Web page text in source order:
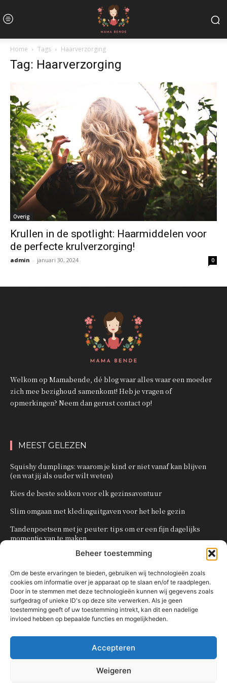
Beheer toestemming
Om de beste ervaringen te bieden, gebruiken wij technologieën zoals
cookies om informatie over je apparaat op te slaan en/of te raadplegen.
Door in te stemmen met deze technologieën kunnen wij gegevens zoals
surfgedrag of unieke ID's op deze site verwerken. Als je geen
toestemming geeft of uw toestemming intrekt, kan dit een nadelige
invloed hebben op bepaalde functies en mogelijkheden.
Accepteren
Weigeren
Home Tags Haarverzorging
Tag: Haarverzorging
Overig
Krullen in de spotlight: Haarmiddelen voor
de perfecte krulverzorging!
admin - januari 30, 2024 0
Welkom op Mamabende, dé blog waar alles waar een moeder
zich mee bezighoud samenkomt! Heb je vragen of
opmerkingen? Neem dan gerust contact op!
MEEST GELEZEN
Squishy dumplings: waarom je kind er niet vanaf kan blijven
(en wat jij als ouder wilt weten)
Kies de beste sokken voor elk gezinsavontuur
Slim omgaan met kledinguitgaven voor het hele gezin
Tandenpoetsen met je peuter: tips om er een fijn dagelijks
momentje van te maken
Zo organiseer je een onvergetelijk kinderfeestje
POPULAIRE CATEGORIEËN
OVERIG
KNUTSELEN MET KINDEREN
TRAKTATIES
80